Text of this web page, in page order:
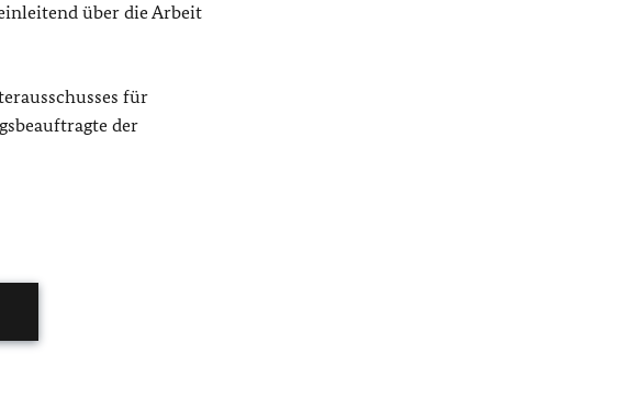
über die Arbeit
für
der